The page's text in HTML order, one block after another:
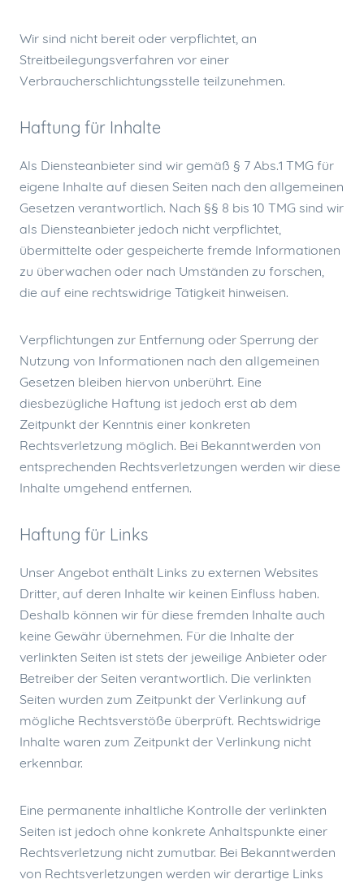
Wir sind nicht bereit oder verpflichtet, an
Streitbeilegungsverfahren vor einer
Verbraucherschlichtungsstelle teilzunehmen.
Haftung für Inhalte
Als Diensteanbieter sind wir gemäß § 7 Abs.1 TMG für
eigene Inhalte auf diesen Seiten nach den allgemeinen
Gesetzen verantwortlich. Nach §§ 8 bis 10 TMG sind wir
als Diensteanbieter jedoch nicht verpflichtet,
übermittelte oder gespeicherte fremde Informationen
zu überwachen oder nach Umständen zu forschen,
die auf eine rechtswidrige Tätigkeit hinweisen.
Verpflichtungen zur Entfernung oder Sperrung der
Nutzung von Informationen nach den allgemeinen
Gesetzen bleiben hiervon unberührt. Eine
diesbezügliche Haftung ist jedoch erst ab dem
Zeitpunkt der Kenntnis einer konkreten
Rechtsverletzung möglich. Bei Bekanntwerden von
entsprechenden Rechtsverletzungen werden wir diese
Inhalte umgehend entfernen.
Haftung für Links
Unser Angebot enthält Links zu externen Websites
Dritter, auf deren Inhalte wir keinen Einfluss haben.
Deshalb können wir für diese fremden Inhalte auch
keine Gewähr übernehmen. Für die Inhalte der
verlinkten Seiten ist stets der jeweilige Anbieter oder
Betreiber der Seiten verantwortlich. Die verlinkten
Seiten wurden zum Zeitpunkt der Verlinkung auf
mögliche Rechtsverstöße überprüft. Rechtswidrige
Inhalte waren zum Zeitpunkt der Verlinkung nicht
erkennbar.
Eine permanente inhaltliche Kontrolle der verlinkten
Seiten ist jedoch ohne konkrete Anhaltspunkte einer
Rechtsverletzung nicht zumutbar. Bei Bekanntwerden
von Rechtsverletzungen werden wir derartige Links